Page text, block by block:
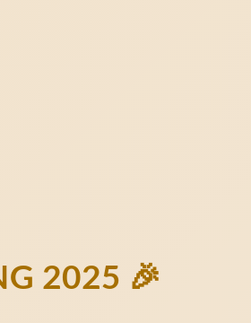
2025 🎉